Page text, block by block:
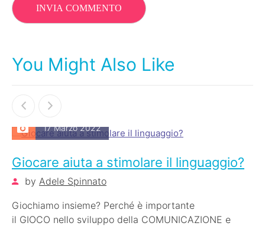
You Might Also Like
17 Marzo 2022
Giocare aiuta a stimolare il linguaggio?
by Adele Spinnato
Giochiamo insieme? Perché è importante
il GIOCO nello sviluppo della COMUNICAZIONE e